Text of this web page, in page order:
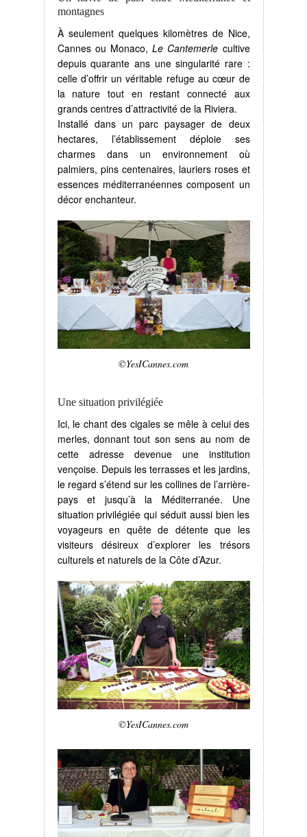
montagnes
À seulement quelques kilomètres de Nice,
Cannes ou Monaco,Le Cantemerle cultive
depuis quarante ans une singularité rare :
celle d’offrir un véritable refuge au cœur de
la nature tout en restant connecté aux
grands centres d’attractivité de la Riviera.
Installé dans un parc paysager de deux
hectares, l’établissement déploie ses
charmes dans un environnement où
palmiers, pins centenaires, lauriers roses et
essences méditerranéennes composent un
décor enchanteur.
©YesICannes.com
Une situation privilégiée
Ici, le chant des cigales se mêle à celui des
merles, donnant tout son sens au nom de
cette adresse devenue une institution
vençoise. Depuis les terrasses et les jardins,
le regard s’étend sur les collines de l’arrière-
pays et jusqu’à la Méditerranée. Une
situation privilégiée qui séduit aussi bien les
voyageurs en quête de détente que les
visiteurs désireux d’explorer les trésors
culturels et naturels de la Côte d’Azur.
©YesICannes.com